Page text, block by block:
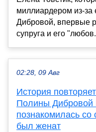
миллиардером из-
Дибровой, впервые
супруга и его
02:28, 09 Авг
История
Полины Дибровой
познакомилась
был женат